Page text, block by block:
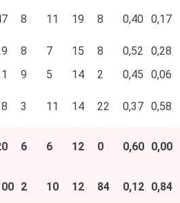
8 11 19 8 0,40 0,17
8 7 15 8 0,52
0,28
9 5 14 2 0,45 0,06
3 11 14 22 0,37 0,58
6 6 12 0 0,60 0,00
2 10 12 84 0,12 0,84